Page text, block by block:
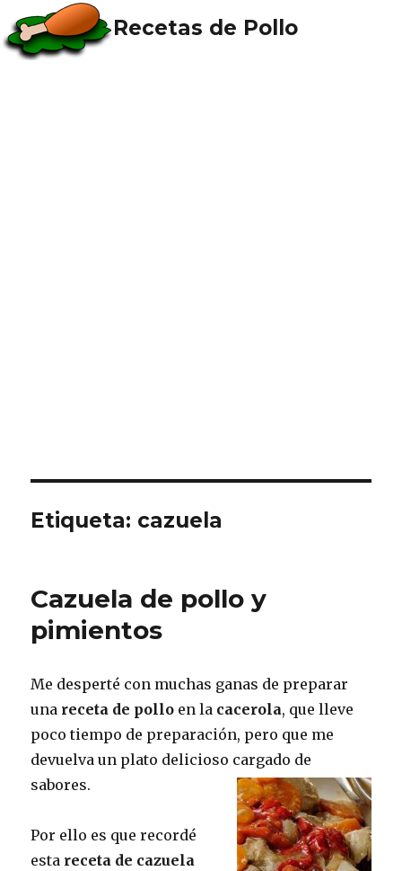
Recetas de Pollo
Etiqueta: cazuela
Cazuela de pollo y
pimientos
Me desperté con muchas ganas de preparar
una receta de pollo en la cacerola, que lleve
poco tiempo de preparación, pero que me
devuelva un plato delicioso cargado de
sabores.
Por ello es que recordé
esta receta de cazuela